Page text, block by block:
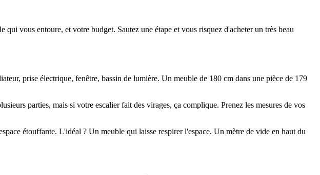
vous entoure, et votre budget. Sautez une étape et vous risquez d'acheter un très beau
prise électrique, fenêtre, bassin de lumière. Un meuble de 180 cm dans une pièce de 179
parties, mais si votre escalier fait des virages, ça complique. Prenez les mesures de vos
étouffante. L'idéal ? Un meuble qui laisse respirer l'espace. Un mètre de vide en haut du